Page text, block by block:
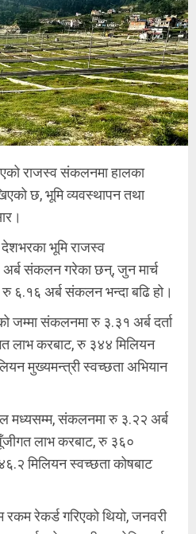
राजस्व संकलनमा हालका
छ, भूमि व्यवस्थापन तथा
भूमि राजस्व
संकलन गरेका छन्, जुन मार्च
६.१६ अर्ब संकलन भन्दा बढि हो।
जम्मा संकलनमा रु ३.३१ अर्ब दर्ता
लाभ करबाट, रु ३४४ मिलियन
मुख्यमन्त्री स्वच्छता अभियान
मध्यसम्म, संकलनमा रु ३.२२ अर्ब
लाभ करबाट, रु ३६०
मिलियन स्वच्छता कोषबाट
रेकर्ड गरिएको थियो, जनवरी